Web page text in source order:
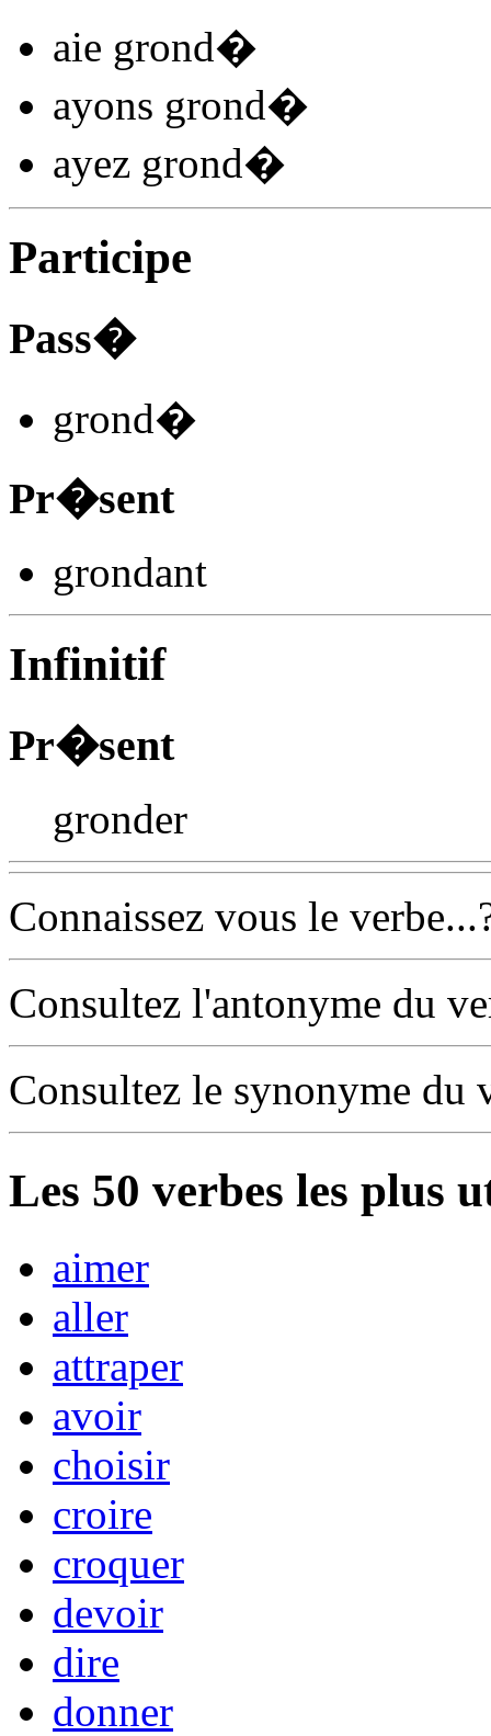
aie grond�
ayons grond�
ayez grond�
Participe
Pass�
grond�
Pr�sent
grondant
Infinitif
Pr�sent
gronder
Connaissez vous le
Consultez l'antonyme du
Consultez le synonyme du
Les 50 verbes les plus
aimer
aller
attraper
avoir
choisir
croire
croquer
devoir
dire
donner